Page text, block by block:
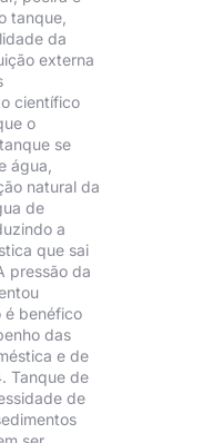
tanque,
da
externa
científico
o
se
água,
natural da
de
a
que sai
pressão da
é benéfico
das
e de
Tanque de
de